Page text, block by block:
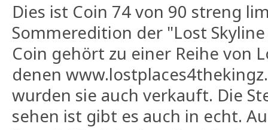
Dies ist Coin 74 von 90 streng
Sommeredition der "Lost
Coin gehört zu einer Reihe von
denen
wurden sie auch verkauft. Die
sehen ist gibt es auch in echt.